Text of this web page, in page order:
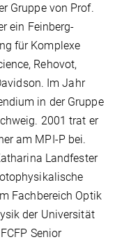
Gruppe von Prof.
ein Feinberg-
für Komplexe
Rehovot,
Im Jahr
in der Gruppe
2001 trat er
am MPI-P bei.
Landfester
Fachbereich Optik
der Universität
Senior